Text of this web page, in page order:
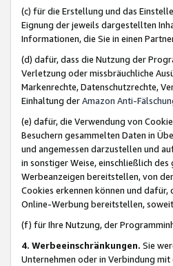
(c) für die Erstellung und das
Eignung der jeweils dargestellten
Informationen, die Sie in einen
(d) dafür, dass die Nutzung der
Verletzung oder missbräuchliche
Markenrechte, Datenschutzrechte,
Einhaltung derAmazon Anti-
(e) dafür, die Verwendung von
Besuchern gesammelten Daten in
und angemessen darzustellen und
in sonstiger Weise, einschließlich
Werbeanzeigen bereitstellen, von
Cookies erkennen können und
Online-Werbung bereitstellen,
(f) für Ihre Nutzung, der
4. Werbeeinschränkungen. Sie
Unternehmen oder in Verbindung